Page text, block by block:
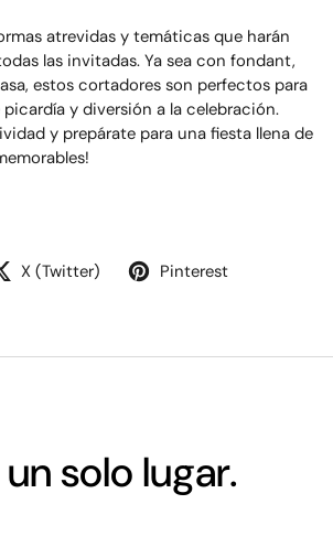
atrevidas y temáticas que harán
las invitadas. Ya sea con fondant,
estos cortadores son perfectos para
y diversión a la celebración.
y prepárate para una fiesta llena de
X (Twitter) Pinterest
solo lugar.